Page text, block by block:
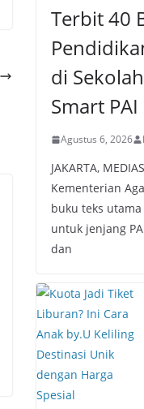
Terbit 40
di
Smart PAI
Agustus 6, 2026
JAKARTA,
Kementerian
buku teks
untuk jenjang
dan